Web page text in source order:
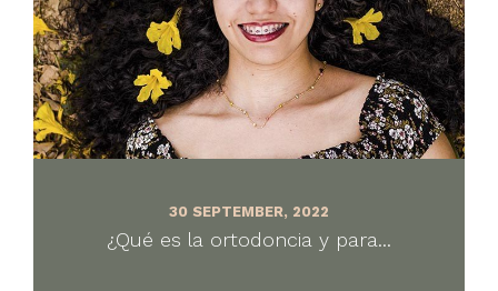
30 SEPTEMBER, 2022
¿Qué es la ortodoncia y para...